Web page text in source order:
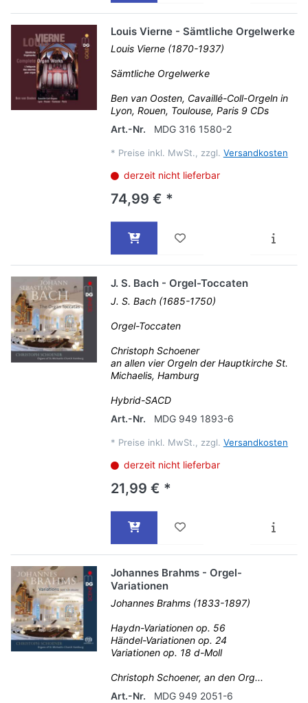
Louis Vierne - Sämtliche Orgelwerke
Louis Vierne (1870-1937)
Sämtliche Orgelwerke
Ben van Oosten, Cavaillé-Coll-Orgeln in
Lyon, Rouen, Toulouse, Paris 9 CDs
Art.-Nr.
MDG 316 1580-2
* Preise inkl. MwSt., zzgl. Versandkosten
derzeit nicht lieferbar
74,99 € *
J. S. Bach - Orgel-Toccaten
J. S. Bach (1685-1750)
Orgel-Toccaten
Christoph Schoener
an allen vier Orgeln der Hauptkirche St.
Michaelis, Hamburg
Hybrid-SACD
Art.-Nr.
MDG 949 1893-6
* Preise inkl. MwSt., zzgl. Versandkosten
derzeit nicht lieferbar
21,99 € *
Johannes Brahms - Orgel-
Variationen
Johannes Brahms (1833-1897)
Haydn-Variationen op. 56
Händel-Variationen op. 24
Variationen op. 18 d-Moll
Christoph Schoener, an den Org...
Art.-Nr.
MDG 949 2051-6